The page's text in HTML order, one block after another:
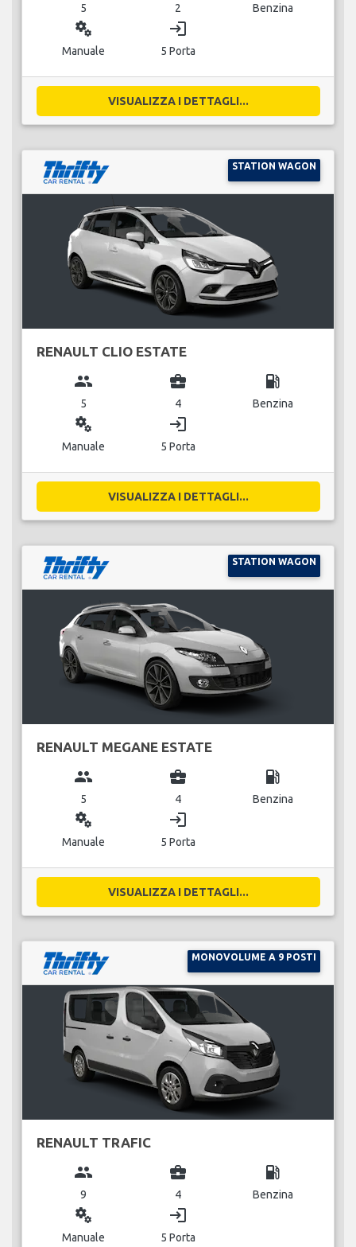
5 2 Benzina
miscellaneous_services
Manuale
login
5 Porta
VISUALIZZA I DETTAGLI...
STATION WAGON
RENAULT CLIO ESTATE
group
5
business_center
4
local_gas_station
Benzina
miscellaneous_services
Manuale
login
5 Porta
VISUALIZZA I DETTAGLI...
STATION WAGON
RENAULT MEGANE ESTATE
group
5
business_center
4
local_gas_station
Benzina
miscellaneous_services
Manuale
login
5 Porta
VISUALIZZA I DETTAGLI...
MONOVOLUME A 9 POSTI
RENAULT TRAFIC
group
9
business_center
4
local_gas_station
Benzina
miscellaneous_services
Manuale
login
5 Porta